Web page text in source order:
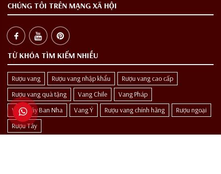
CHÚNG TÔI TRÊN MẠNG XÃ HỘI
TỪ KHÓA TÌM KIẾM NHIỀU
Rượu vang Rượu vang nhập khẩu
Rượu vang cao cấp
Rượu vang quà tặng
Vang Chile
Vang Pháp
Vang Tây Ban Nha
Vang Ý Rượu vang chính hãng
Rượu ngoại
Rượu Tây